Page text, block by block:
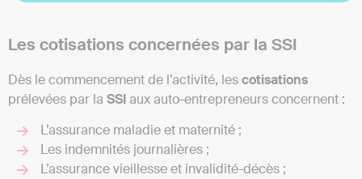
Les cotisations concernées par la SSI
Dès le commencement de l’activité, lescotisations
prélevées par la SSIaux auto-entrepreneurs concernent :
L’assurance maladie et maternité ;
Les indemnités journalières ;
L’assurance vieillesse et invalidité-décès ;